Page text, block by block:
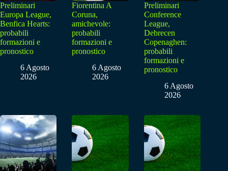
Preliminari
Europa League,
Benfica Hearts:
probabili
formazioni e
pronostico
6 Agosto
2026
Fiorentina A
Coruna,
amichevole:
probabili
formazioni e
pronostico
6 Agosto
2026
Preliminari
Conference
League,
Debrecen
Copenaghen:
probabili
formazioni e
pronostico
6 Agosto
2026